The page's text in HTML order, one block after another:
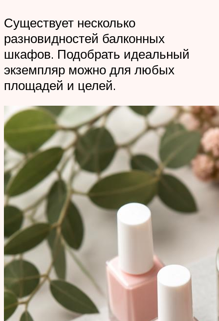
Существует несколько
разновидностей балконных
шкафов. Подобрать идеальный
экземпляр можно для любых
площадей и целей.